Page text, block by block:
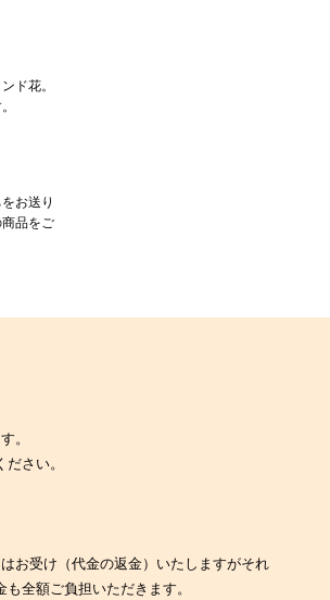
ド花。
お送り
品をご
。
さい。
お受け（代金の返金）いたしますがそれ
全額ご負担いただきます。